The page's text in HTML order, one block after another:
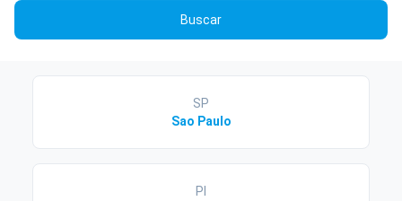
Buscar
SP
Sao Paulo
PI